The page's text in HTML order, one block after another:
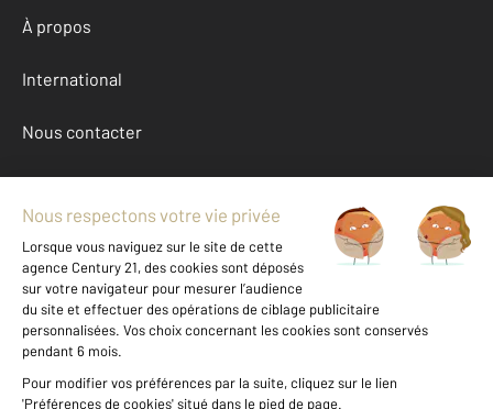
À propos
International
Nous contacter
Mentions légales & CGU et Barèmes d'honoraires
Données personnelles
Gestionnaire des cookies
Achat maison autour de LA VALETTE DU VAR (83160)